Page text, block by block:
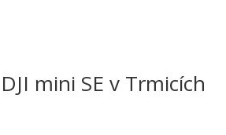
DJI mini SE v Trmicích